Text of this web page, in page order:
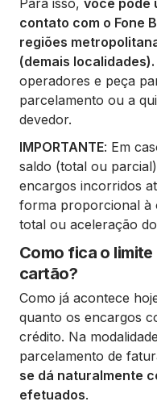
Para isso, você pode
contato com o Fone
regiões
(demais localidades).
operadores e peça
parcelamento ou a
devedor.
IMPORTANTE: Em
saldo (total ou
encargos incorridos
forma proporcional à
total ou aceleração
Como fica o
cartão?
Como já acontece
quanto os encargos
crédito. Na
parcelamento de
se dá naturalmente
efetuados.